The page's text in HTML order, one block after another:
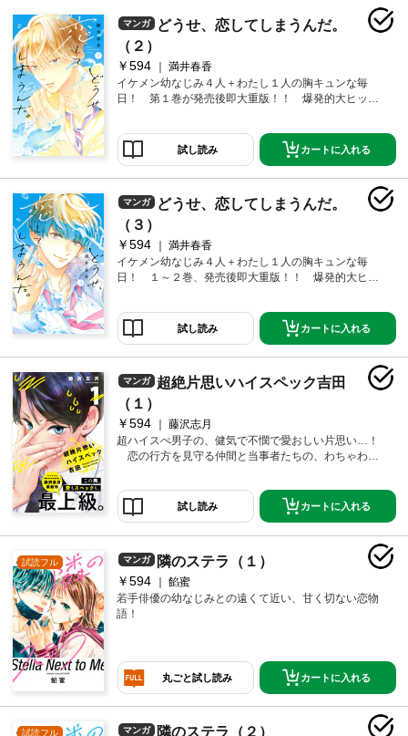
マンガ
どうせ、恋してしまうんだ。
（２）
￥594
満井春香
イケメン幼なじみ４人＋わたし１人の胸キュンな毎
日！ 第１巻が発売後即大重版！！ 爆発的大ヒット
試し読み カートに入れる
マンガ
どうせ、恋してしまうんだ。
（３）
￥594
満井春香
イケメン幼なじみ４人＋わたし１人の胸キュンな毎
日！ １～２巻、発売後即大重版！！ 爆発的大ヒッ
試し読み カートに入れる
マンガ
超絶片思いハイスペック吉田
（１）
￥594
藤沢志月
超ハイスぺ男子の、健気で不憫で愛おしい片思い…！
恋の行方を見守る仲間と当事者たちの、わちゃわち
試し読み カートに入れる
試読フル マンガ 隣のステラ（１）
￥594
餡蜜
若手俳優の幼なじみとの遠くて近い、甘く切ない恋物
語！
丸ごと試し読み カートに入れる
試読フル マンガ 隣のステラ（２）